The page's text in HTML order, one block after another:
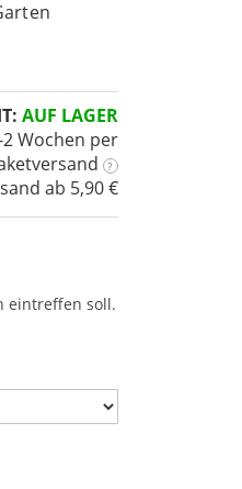
AUF LAGER
Wochen per
?
ab 5,90 €
eintreffen soll.